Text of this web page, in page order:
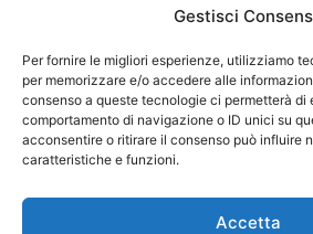
Gestisci
Per fornire le migliori esperienze, utilizziamo
per memorizzare e/o accedere alle
consenso a queste tecnologie ci permetterà di
comportamento di navigazione o ID unici su
acconsentire o ritirare il consenso può influire
caratteristiche e funzioni.
Accetta